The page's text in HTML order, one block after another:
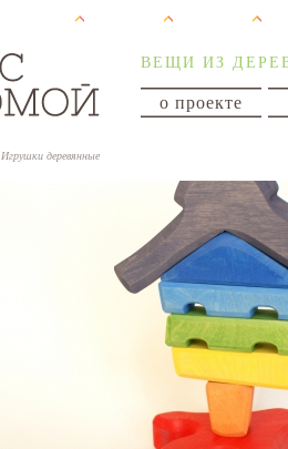
ВЕЩИ ИЗ
о проекте
Игрушки деревянные